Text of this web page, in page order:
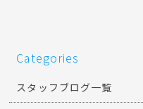
Categories
スタッフブログ一覧